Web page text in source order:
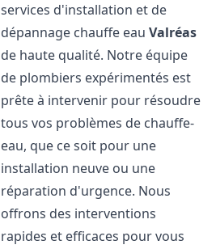
services d'installation et de
dépannage chauffe eauValréas
de haute qualité. Notre équipe
de plombiers expérimentés est
prête à intervenir pour résoudre
tous vos problèmes de chauffe-
eau, que ce soit pour une
installation neuve ou une
réparation d'urgence. Nous
offrons des interventions
rapides et efficaces pour vous